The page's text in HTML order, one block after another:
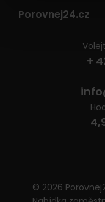
Porovnej24.cz
+
© 2026